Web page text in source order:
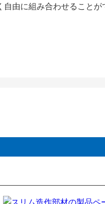
由に組み合わせること